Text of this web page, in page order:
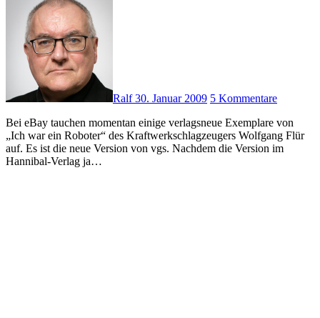
Ralf30. Januar 2009 5 Kommentare
Bei eBay tauchen momentan einige verlagsneue Exemplare von
„Ich war ein Roboter“ des Kraftwerkschlagzeugers Wolfgang Flür
auf. Es ist die neue Version von vgs. Nachdem die Version im
Hannibal-Verlag ja…